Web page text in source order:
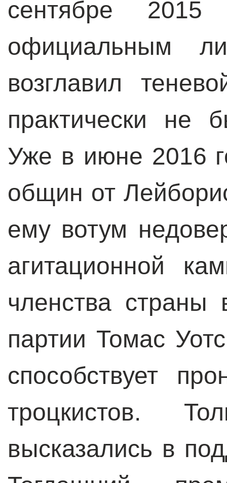
сентябре
официальным
возглавил
практически не
Уже в июне 2016
общин от
ему вотум
агитационной
членства
партии Томас
способствует
троцкистов.
высказались в